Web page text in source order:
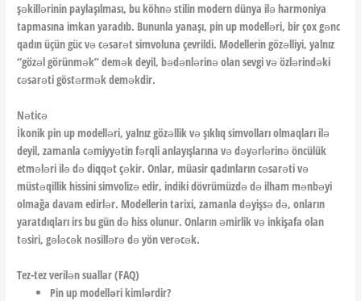
şəkillərinin paylaşılması, bu köhnə stilin modern dünya ilə harmoniya
tapmasına imkan yaradıb. Bununla yanaşı, pin up modelləri, bir çox gənc
qadın üçün güc və cəsarət simvoluna çevrildi. Modellerin gözəlliyi, yalnız
“gözəl görünmək” demək deyil, bədənlərinə olan sevgi və özlərindəki
cəsarəti göstərmək deməkdir.
Nəticə
İkonik pin up modelləri, yalnız gözəllik və şıklıq simvolları olmaqları ilə
deyil, zamanla cəmiyyətin fərqli anlayışlarına və dəyərlərinə öncülük
etmələri ilə də diqqət çəkir. Onlar, müasir qadınların cəsarəti və
müstəqillik hissini simvolizə edir, indiki dövrümüzdə də ilham mənbəyi
olmağa davam edirlər. Modellerin tarixi, zamanla dəyişsə də, onların
yaratdıqları irs bu gün də hiss olunur. Onların əmirlik və inkişafa olan
təsiri, gələcək nəsillərə də yön verəcək.
Tez-tez verilən suallar (FAQ)
Pin up modelləri kimlərdir?